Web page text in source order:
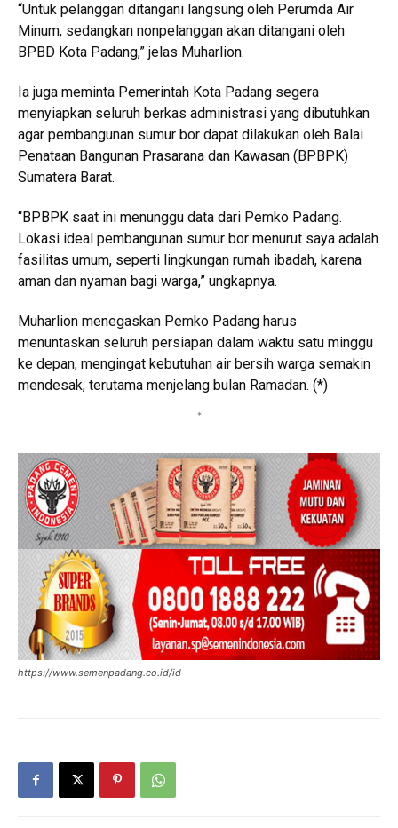
“Untuk pelanggan ditangani langsung oleh Perumda Air
Minum, sedangkan nonpelanggan akan ditangani oleh
BPBD Kota Padang,” jelas Muharlion.
Ia juga meminta Pemerintah Kota Padang segera
menyiapkan seluruh berkas administrasi yang dibutuhkan
agar pembangunan sumur bor dapat dilakukan oleh Balai
Penataan Bangunan Prasarana dan Kawasan (BPBPK)
Sumatera Barat.
“BPBPK saat ini menunggu data dari Pemko Padang.
Lokasi ideal pembangunan sumur bor menurut saya adalah
fasilitas umum, seperti lingkungan rumah ibadah, karena
aman dan nyaman bagi warga,” ungkapnya.
Muharlion menegaskan Pemko Padang harus
menuntaskan seluruh persiapan dalam waktu satu minggu
ke depan, mengingat kebutuhan air bersih warga semakin
mendesak, terutama menjelang bulan Ramadan. (*)
*
https://www.semenpadang.co.id/id